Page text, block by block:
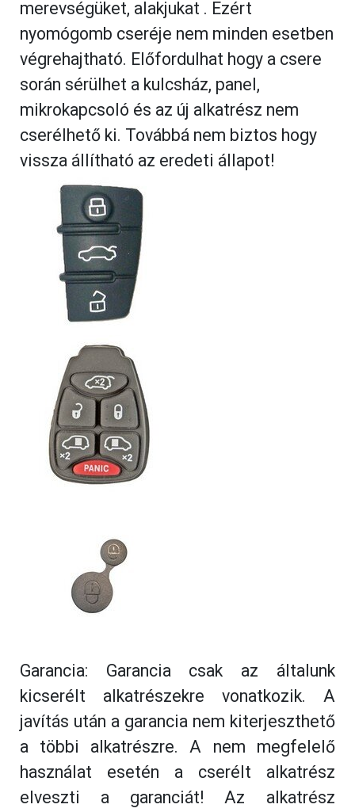
merevségüket, alakjukat . Ezért
nyomógomb cseréje nem minden esetben
végrehajtható. Előfordulhat hogy a csere
során sérülhet a kulcsház, panel,
mikrokapcsoló és az új alkatrész nem
cserélhető ki. Továbbá nem biztos hogy
vissza állítható az eredeti állapot!
Garancia: Garancia csak az általunk
kicserélt alkatrészekre vonatkozik. A
javítás után a garancia nem kiterjeszthető
a többi alkatrészre. A nem megfelelő
használat esetén a cserélt alkatrész
elveszti a garanciát! Az alkatrész